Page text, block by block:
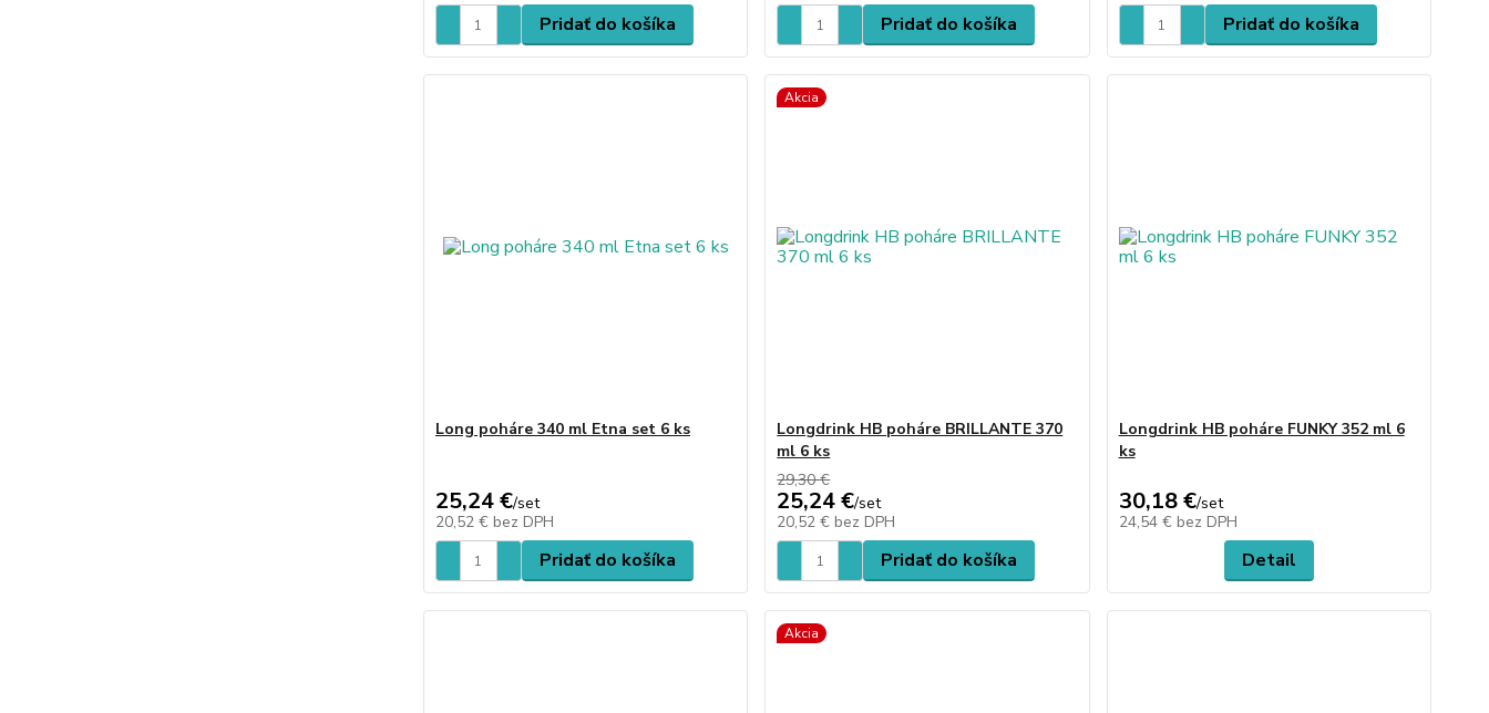
Pridať do košíka Pridať do košíka Pridať do košíka
Long poháre 340 ml Etna set 6 ks
25,24 €/set
20,52 € bez DPH
Pridať do košíka
Akcia
Longdrink HB poháre BRILLANTE 370
ml 6 ks
29,30 €
25,24 €/set
20,52 € bez DPH
Pridať do košíka
Longdrink HB poháre FUNKY 352 ml 6
ks
30,18 €/set
24,54 € bez DPH
Detail
Akcia